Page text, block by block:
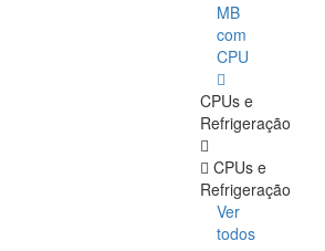
MB
com
CPU
CPUs e
Refrigeração
CPUs e
Refrigeração
Ver
todos